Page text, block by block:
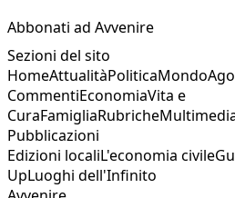
Abbonati ad Avvenire
Sezioni del sito
HomeAttualitàPoliticaMondo
CommentiEconomiaVita e
CuraFamigliaRubriche
Pubblicazioni
Edizioni localiL'economia civile
UpLuoghi dell'Infinito